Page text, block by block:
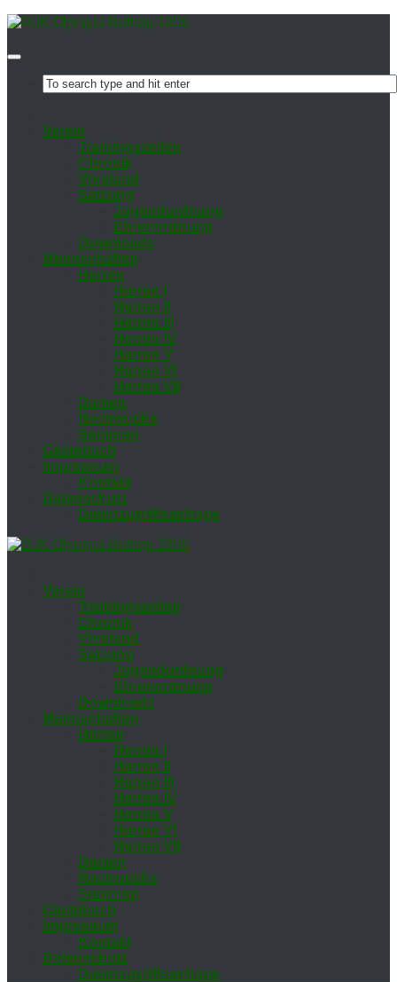
Ver­ein
Trai­nings­zei­ten
Chro­nik
Vor­stand
Sat­zung
Ju­gend­ord­nung
Eh­ren­ord­nung
Down­loads
Mann­schaf­ten
Her­ren
Her­ren I
Her­ren II
Her­ren III
Her­ren IV
Her­ren V
Her­ren VI
Her­ren VII
Da­men
Nach­wuchs
Se­nio­ren
Gäs­te­buch
Im­pres­sum
Kon­takt
Da­ten­schutz
Da­ten­zu­griffs­an­fra­ge
Ver­ein
Trai­nings­zei­ten
Chro­nik
Vor­stand
Sat­zung
Ju­gend­ord­nung
Eh­ren­ord­nung
Down­loads
Mann­schaf­ten
Her­ren
Her­ren I
Her­ren II
Her­ren III
Her­ren IV
Her­ren V
Her­ren VI
Her­ren VII
Da­men
Nach­wuchs
Se­nio­ren
Gäs­te­buch
Im­pres­sum
Kon­takt
Da­ten­schutz
Da­ten­zu­griffs­an­fra­ge